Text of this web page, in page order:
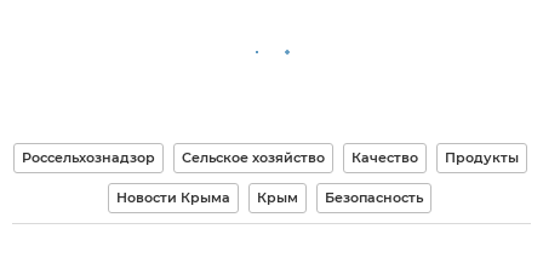
Россельхознадзор Сельское хозяйство Качество Продукты
Новости Крыма Крым Безопасность